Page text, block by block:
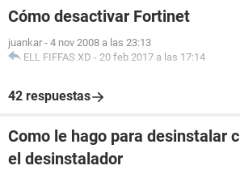
Cómo desactivar Fortinet
juankar - 4 nov 2008 a las 23:13
ELL FIFFAS XD - 20 feb 2017 a las 17:14
42 respuestas
Como le hago para desinstalar
el desinstalador